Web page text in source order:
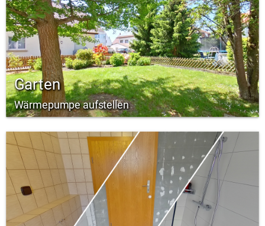
Garten
Wärmepumpe aufstellen